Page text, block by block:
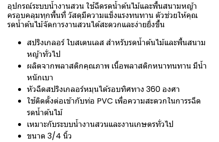
อุปกรณ์ระบบน้ำงานสวน ใช้ฉีดรดน้ำต้นไม้และพื้นสนามหญ้า
ครอบคลุมทุกพื้นที่ วัสดุมีความแข็งแรงทนทาน ตัวช่วยให้คุณ
รดน้ำต้นไม้จัดการงานสวนได้สะดวกและง่ายยิ่งขึ้น
สปริงเกลอร์ ใบสเตนเลส สำหรับรดน้ำต้นไม้และพื้นสนาม
หญ้าทั่วไป
ผลิตจากพลาสติกคุณภาพ เนื้อพลาสติกหนาทนทาน มีน้ำ
หนักเบา
หัวฉีดสปริงเกลอร์หมุนได้รอบทิศทาง 360 องศา
ใช้ติดตั้งต่อเข้ากับท่อ PVC เพื่อความสะดวกในการรฉีด
รดน้ำต้นไม้
เหมาะกับระบบน้ำงานสวนและงานเกษตรทั่วไป
ขนาด 3/4 นิ้ว